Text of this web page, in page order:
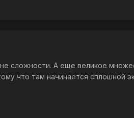
сложности. А еще великое
что там начинается сплошной